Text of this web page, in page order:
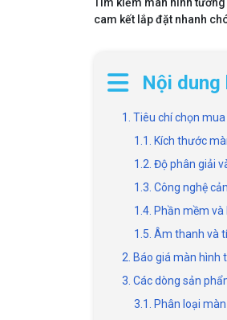
cam kết lắp đặt nhanh
Nội dung
1. Tiêu chí chọn
1.1. Kích thước
1.2. Độ phân giải
1.3. Công nghệ
1.4. Phần mềm
1.5. Âm thanh và
2. Báo giá màn hình
3. Các dòng sản
3.1. Phân loại